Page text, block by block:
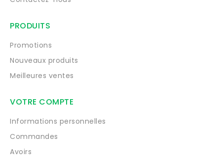
PRODUITS
Promotions
Nouveaux produits
Meilleures ventes
VOTRE COMPTE
Informations personnelles
Commandes
Avoirs